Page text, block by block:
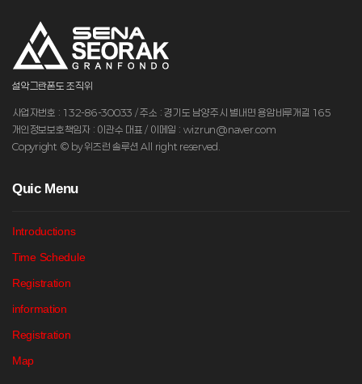
설악그란폰도 조직위
사업자번호 : 132-86-30033 / 주소 : 경기도 남양주시 별내면 용암비루개길 165
개인정보보호책임자 : 이관수 대표 / 이메일 : wizrun@naver.com
Copyright © by 위즈런 솔루션 All right reserved.
Quic Menu
Introductions
Time Schedule
Registration
information
Registration
Map